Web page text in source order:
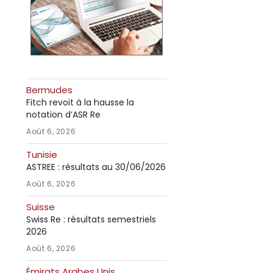
Bermudes
Fitch revoit à la hausse la
notation d’ASR Re
Août 6, 2026
Tunisie
ASTREE : résultats au 30/06/2026
Août 6, 2026
Suisse
Swiss Re : résultats semestriels
2026
Août 6, 2026